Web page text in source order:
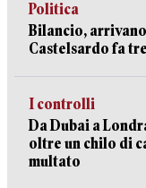
Politica
Bilancio,
Castelsardo fa
I controlli
Da Dubai a
oltre un chilo di
multato